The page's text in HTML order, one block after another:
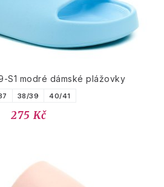
S1 modré dámské plážovky
38/39 40/41
275 Kč